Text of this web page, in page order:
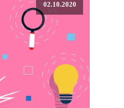
02.10.2020